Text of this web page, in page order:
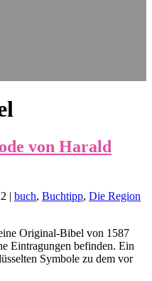
von Harald
| buch, Buchtipp, Die Region
Original-Bibel von 1587
Eintragungen befinden. Ein
Symbole zu dem vor